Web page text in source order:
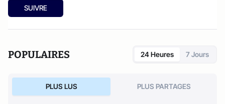
SUIVRE
POPULAIRES 24 Heures 7 Jours
PLUS LUS PLUS PARTAGES